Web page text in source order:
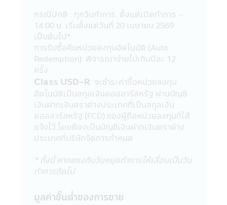
เมื่อมีข้อสงสัยให้สอบถามผู้ติดต่อกับผู้ลงทุนให้
เข้าใจก่อนซื้อหน่วยลงทุน
คำเตือนเฉพาะกองทุน
• ผู้ลงทุนไม่สามารถนำหน่วยลงทุนของกองทุน
รวมเพื่อการเลี้ยงชีพและกองทุนรวมหุ้นระยะ
ยาวไปจำหน่าย จ่าย โอน จำนำ หรือนำไปเป็น
หลักประกัน
• สำหรับการลงทุนในกองทุนรวมเพื่อการ
เลี้ยงชีพ และกองทุนรวมหุ้นระยะยาว ผู้ถือ
หน่วยลงทุน (ของกองทุนรวม) จะต้องปฏิบัติ
ตามเงื่อนไขการลงทุน และเงื่อนไขที่กำหนดโดย
กรมสรรพากรอย่างเคร่งครัดทุกประการ (ซึ่ง
สามารถศึกษาได้จากคู่มือการลงทุนที่บริษัท
จัดการได้จัดให้) มิฉะนั้นผู้ลงทุนจะไม่ได้รับสิทธิ
ประโยชน์ทางภาษี และ/หรือ ผู้ลงทุนอาจถูกหัก
หรือไม่สามารถขอคืนภาษี ณ ที่จ่ายจากกำไรที่
กรณีปกติ : ทุกวันทำการ, ตั้งแต่เปิดทำการ –
14.00 น. เริ่มตั้งแต่วันที่ 20 เมษายน 2569
เป็นต้นไป*
การรับซื้อคืนหน่วยลงทุนอัตโนมัติ (Auto
Redemption): พิจารณาจ่ายไม่เกินปีละ 12
ครั้ง
Class USD-R: จะชำระค่าซื้อหน่วยลงทุน
อัตโนมัติเป็นสกุลเงินดอลลาร์สหรัฐ ผ่านบัญชี
เงินฝากเงินตราต่างประเทศที่เป็นสกุลเงิน
ดอลลาร์สหรัฐ (FCD) ของผู้ถือหน่วยลงทุนที่ได้
แจ้งไว้ โดยต้องเป็นบัญชีเงินฝากเงินตราต่าง
ประเทศที่บริษัทจัดการกำหนด
* ทั้งนี้ หากตรงกับวันหยุดทำการให้เลื่อนเป็นวัน
ทำการถัดไป
มูลค่าขั้นตํ่าของการขาย